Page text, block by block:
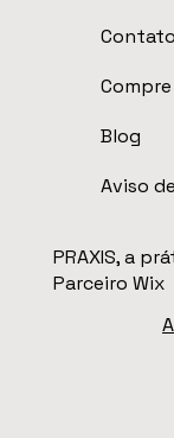
PRAXIS, a
Parceiro Wix
Contato
Blog
Aviso